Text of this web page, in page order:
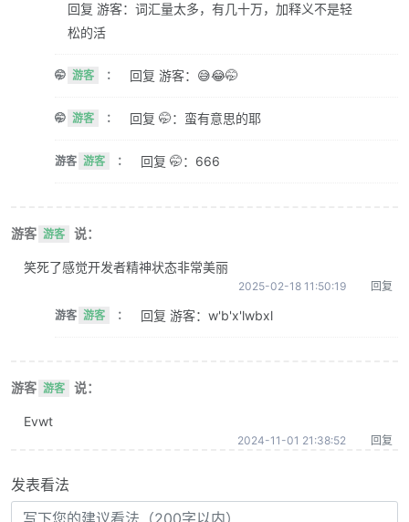
回复 游客：词汇量太多，有几十万，加释义不是轻
松的活
🤭 游客 ： 回复 游客：😅😂🤭
🤭 游客 ： 回复 🤭：蛮有意思的耶
游客 游客 ： 回复 🤭：666
游客 游客 说：
笑死了感觉开发者精神状态非常美丽
2025-02-18 11:50:19 回复
游客 游客 ： 回复 游客：w'b'x'lwbxl
游客 游客 说：
Evwt
2024-11-01 21:38:52 回复
发表看法